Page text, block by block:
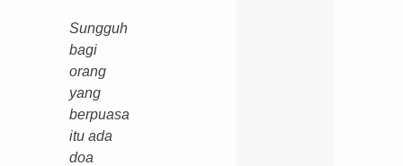
Sungguh
bagi
orang
yang
berpuasa
itu ada
doa